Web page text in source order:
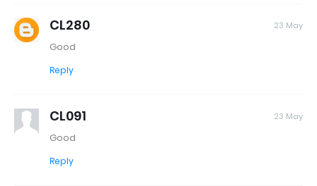
CL280 23 May
Good
Reply
CL091 23 May
Good
Reply